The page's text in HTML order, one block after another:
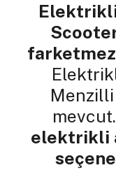
mevcut.
elektrikli